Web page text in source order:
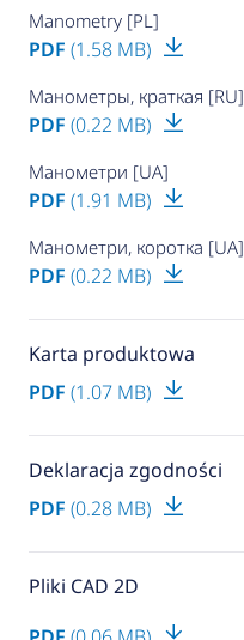
Manometry [PL]
PDF (1.58 MB)
Манометры, краткая [RU]
PDF (0.22 MB)
Манометри [UA]
PDF (1.91 MB)
Манометри, коротка [UA]
PDF (0.22 MB)
Karta produktowa
PDF (1.07 MB)
Deklaracja zgodności
PDF (0.28 MB)
Pliki CAD 2D